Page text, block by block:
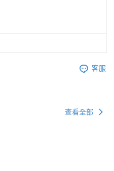
客服
查看全部